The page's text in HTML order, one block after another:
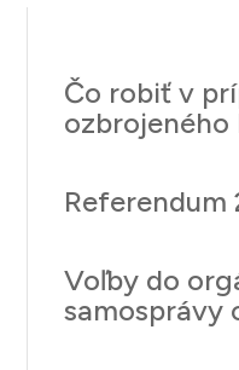
Čo robiť v
Referendum
Voľby do
samosprávy